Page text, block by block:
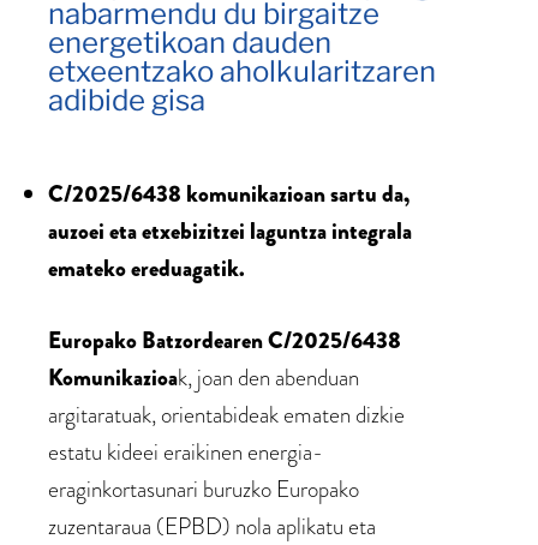
nabarmendu du birgaitze
energetikoan dauden
etxeentzako aholkularitzaren
adibide gisa
C/2025/6438 komunikazioan sartu da,
auzoei eta etxebizitzei laguntza integrala
emateko ereduagatik.
Europako Batzordearen C/2025/6438
Komunikazioak, joan den abenduan
argitaratuak, orientabideak ematen dizkie
estatu kideei eraikinen energia-
eraginkortasunari buruzko Europako
zuzentaraua (EPBD) nola aplikatu eta